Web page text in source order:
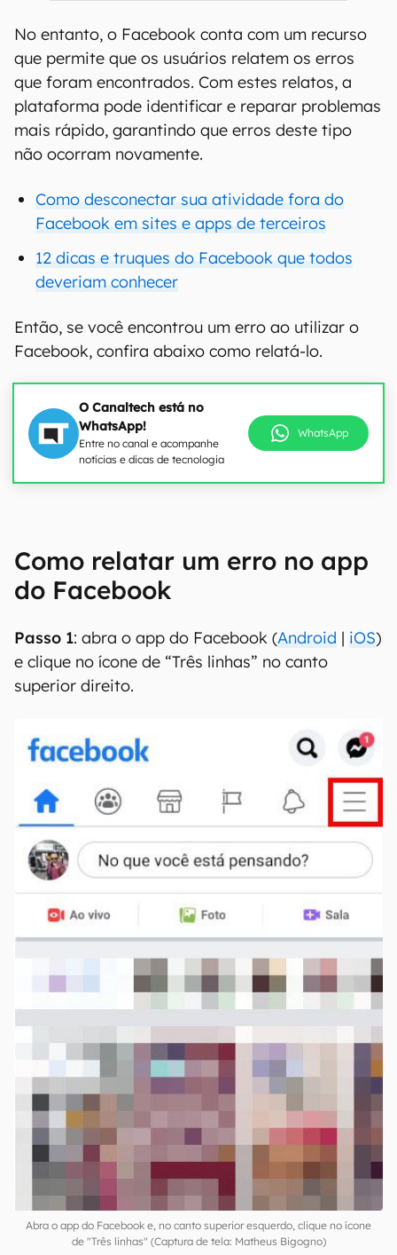
No entanto, o Facebook conta com um recurso
que permite que os usuários relatem os erros
que foram encontrados. Com estes relatos, a
plataforma pode identificar e reparar problemas
mais rápido, garantindo que erros deste tipo
não ocorram novamente.
Como desconectar sua atividade fora do
Facebook em sites e apps de terceiros
12 dicas e truques do Facebook que todos
deveriam conhecer
Então, se você encontrou um erro ao utilizar o
Facebook, confira abaixo como relatá-lo.
O Canaltech está no
WhatsApp!
Entre no canal e acompanhe
notícias e dicas de tecnologia
WhatsApp
Como relatar um erro no app
do Facebook
Passo 1: abra o app do Facebook (Android | iOS)
e clique no ícone de “Três linhas” no canto
superior direito.
Abra o app do Facebook e, no canto superior esquerdo, clique no ícone
de "Três linhas" (Captura de tela: Matheus Bigogno)